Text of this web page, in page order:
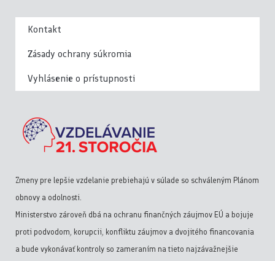
Kontakt
Zásady ochrany súkromia
Vyhlásenie o prístupnosti
Zmeny pre lepšie vzdelanie prebiehajú v súlade so schváleným Plánom
obnovy a odolnosti.
Ministerstvo zároveň dbá na ochranu finančných záujmov EÚ a bojuje
proti podvodom, korupcii, konfliktu záujmov a dvojitého financovania
a bude vykonávať kontroly so zameraním na tieto najzávažnejšie